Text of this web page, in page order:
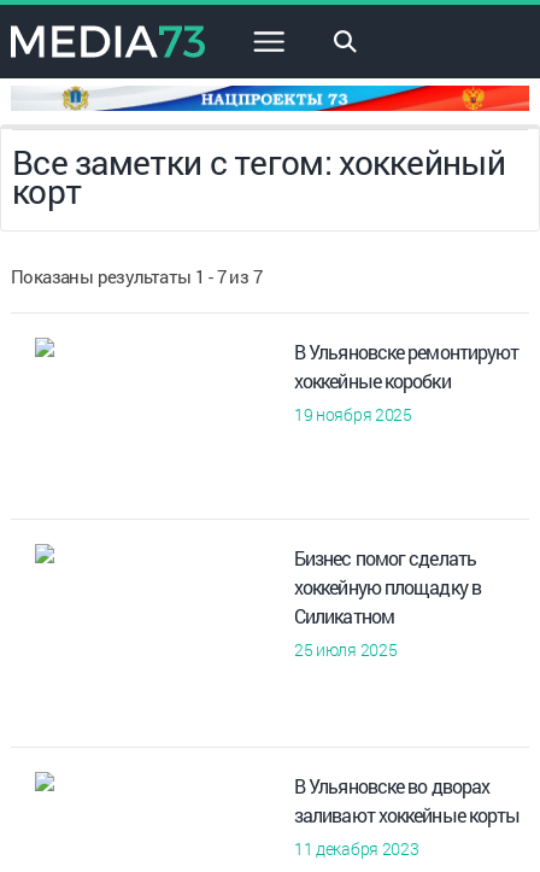
×
Все заметки с тегом: хоккейный
корт
Показаны результаты 1 - 7 из 7
В Ульяновске ремонтируют
хоккейные коробки
19 ноября 2025
Бизнес помог сделать
хоккейную площадку в
Силикатном
25 июля 2025
В Ульяновске во дворах
заливают хоккейные корты
11 декабря 2023